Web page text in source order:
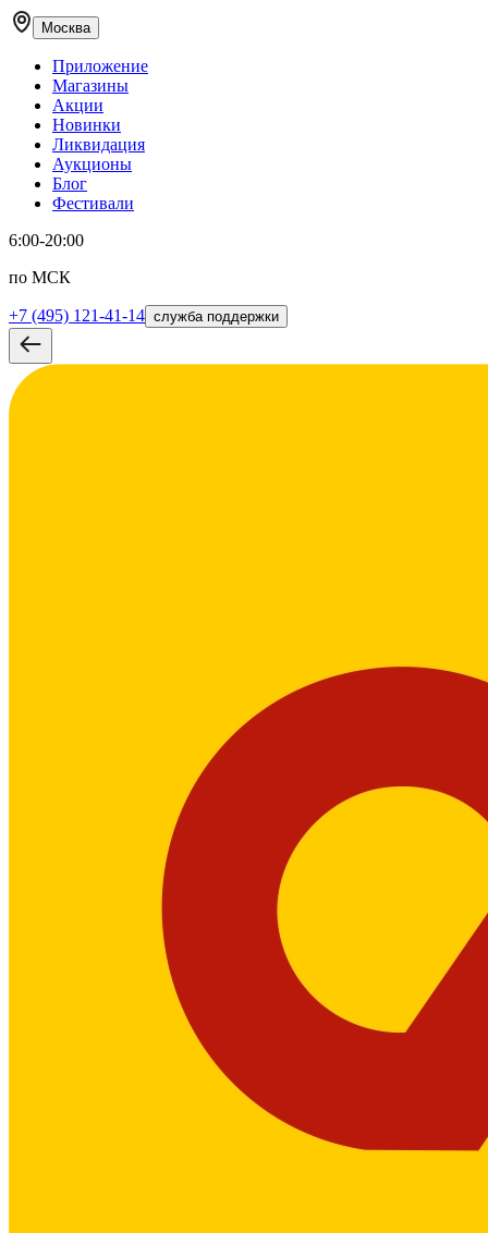
Москва
Приложение
Магазины
Акции
Новинки
Ликвидация
Аукционы
Блог
Фестивали
6:00-20:00
по МСК
+7 (495) 121-41-14 служба поддержки